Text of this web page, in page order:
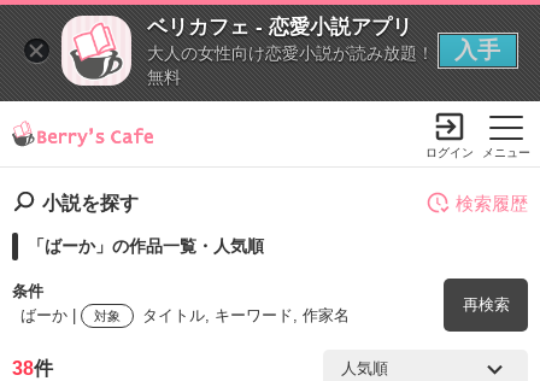
ベリカフェ - 恋愛小説アプリ
大人の女性向け恋愛小説が読み放題！
無料
入手
メニュー
ログイン
小説を探す
「ばーか」の作品一覧・人気順
条件
ばーか |
対象 タイトル, キーワード, 作家名
再検索
検索履歴
38件